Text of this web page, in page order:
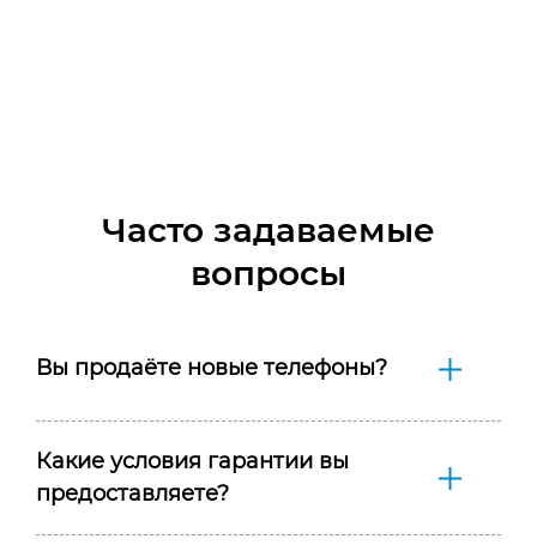
Часто задаваемые
вопросы
Вы продаёте новые телефоны?
Какие условия гарантии вы
предоставляете?